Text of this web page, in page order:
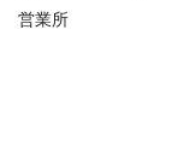
営業所